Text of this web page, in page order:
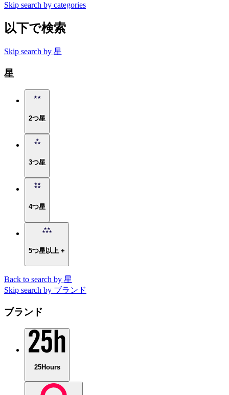
Skip search by categories
以下で検索
Skip search by 星
星
2つ星
3つ星
4つ星
5つ星以上 +
Back to search by 星
Skip search by ブランド
ブランド
25Hours